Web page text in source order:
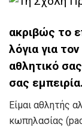
ακριβώς το
λόγια για
αθλητικό
σας εμπειρία.
Είμαι αθλητής
κωπηλασίας